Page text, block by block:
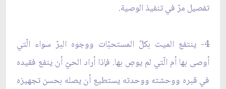
تفصيل مرّ في تنفيذ الوصية.
4- ينتفع الميت بكلّ المستحبّات ووجوه البرّ سواء الّتي
أوصى بها أم الّتي لم يوصِ بها. فإذا أراد الحيّ أن ينفع فقيده
في قبره ووحشته ووحدته يستطيع أن يصله بحسن تجهيزه